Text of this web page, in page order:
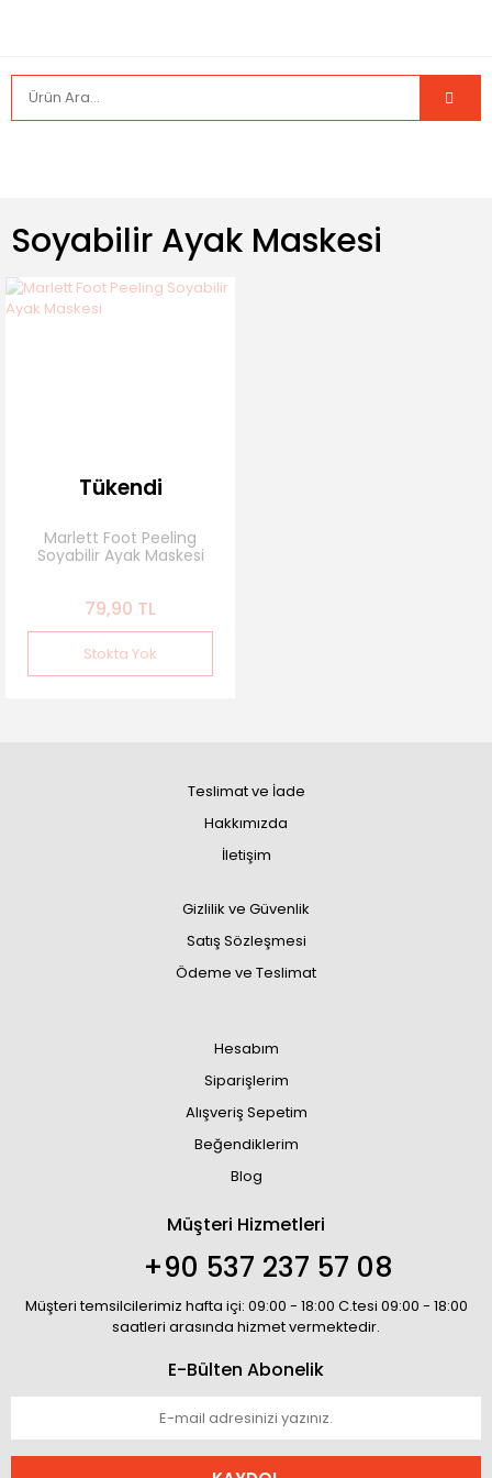
Soyabilir Ayak Maskesi
Tükendi
Marlett Foot Peeling
Soyabilir Ayak Maskesi
79,90 TL
Stokta Yok
Teslimat ve İade
Hakkımızda
İletişim
Gizlilik ve Güvenlik
Satış Sözleşmesi
Ödeme ve Teslimat
Hesabım
Siparişlerim
Alışveriş Sepetim
Beğendiklerim
Blog
Müşteri Hizmetleri
+90 537 237 57 08
Müşteri temsilcilerimiz hafta içi: 09:00 - 18:00 C.tesi 09:00 - 18:00
saatleri arasında hizmet vermektedir.
E-Bülten Abonelik